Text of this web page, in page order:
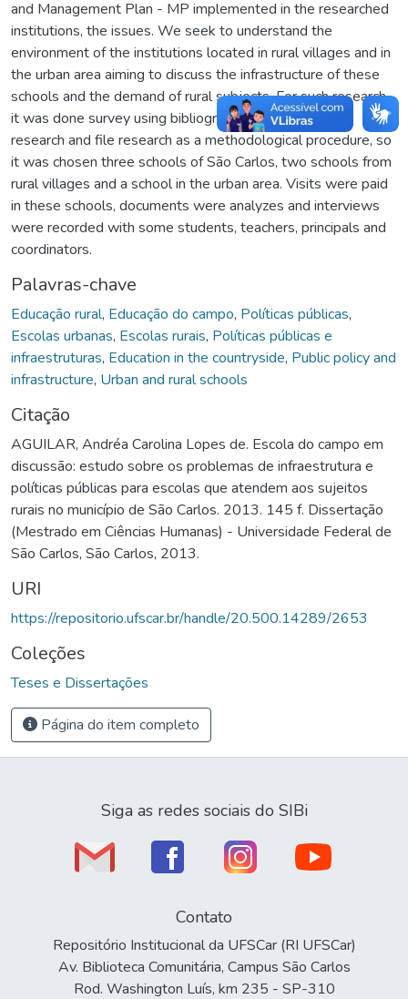
and Management Plan - MP implemented in the researched
institutions, the issues. We seek to understand the
environment of the institutions located in rural villages and in
the urban area aiming to discuss the infrastructure of these
schools and the demand of rural subjects. For such research,
it was done survey using bibliographic research, field
research and file research as a methodological procedure, so
it was chosen three schools of São Carlos, two schools from
rural villages and a school in the urban area. Visits were paid
in these schools, documents were analyzes and interviews
were recorded with some students, teachers, principals and
coordinators.
Palavras-chave
Educação rural, Educação do campo, Políticas públicas,
Escolas urbanas, Escolas rurais, Políticas públicas e
infraestruturas, Education in the countryside, Public policy and
infrastructure, Urban and rural schools
Citação
AGUILAR, Andréa Carolina Lopes de. Escola do campo em
discussão: estudo sobre os problemas de infraestrutura e
políticas públicas para escolas que atendem aos sujeitos
rurais no município de São Carlos. 2013. 145 f. Dissertação
(Mestrado em Ciências Humanas) - Universidade Federal de
São Carlos, São Carlos, 2013.
URI
https://repositorio.ufscar.br/handle/20.500.14289/2653
Coleções
Teses e Dissertações
Página do item completo
Siga as redes sociais do SIBi
Contato
Repositório Institucional da UFSCar (RI UFSCar)
Av. Biblioteca Comunitária, Campus São Carlos
Rod. Washington Luís, km 235 - SP-310